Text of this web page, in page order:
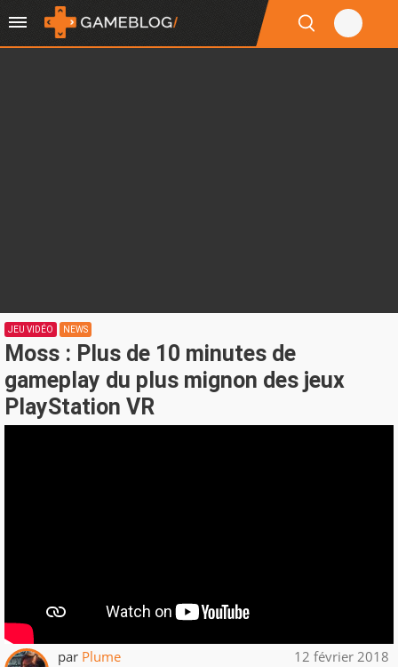
JEU VIDÉO NEWS
Moss : Plus de 10 minutes de
gameplay du plus mignon des jeux
PlayStation VR
par Plume 12 février 2018